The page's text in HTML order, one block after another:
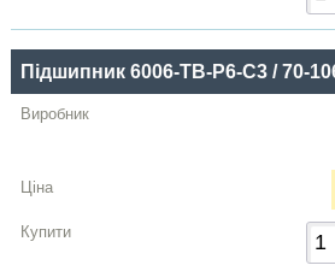
Підшипник 6006-TB-P6-C3 / 70-